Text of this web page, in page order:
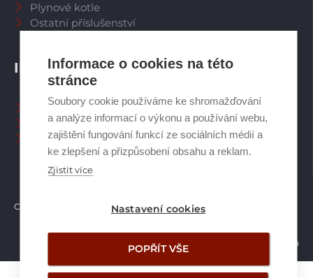
Informace o cookies na této
stránce
Soubory cookie používáme ke shromažďování
a analýze informací o výkonu a používání webu,
zajištění fungování funkcí ze sociálních médií a
ke zlepšení a přizpůsobení obsahu a reklam.
Zjistit více
Nastavení cookies
POPŘÍT VŠE
INFORMACE
Naši pracovníci CZ
Naši pracovníci SK
Ochrana osobních údajů
Plynové kotle
Ostatní příslušenství
Copyright © Brilon a.s. 2026
Vytvořilo studio Žalud Design